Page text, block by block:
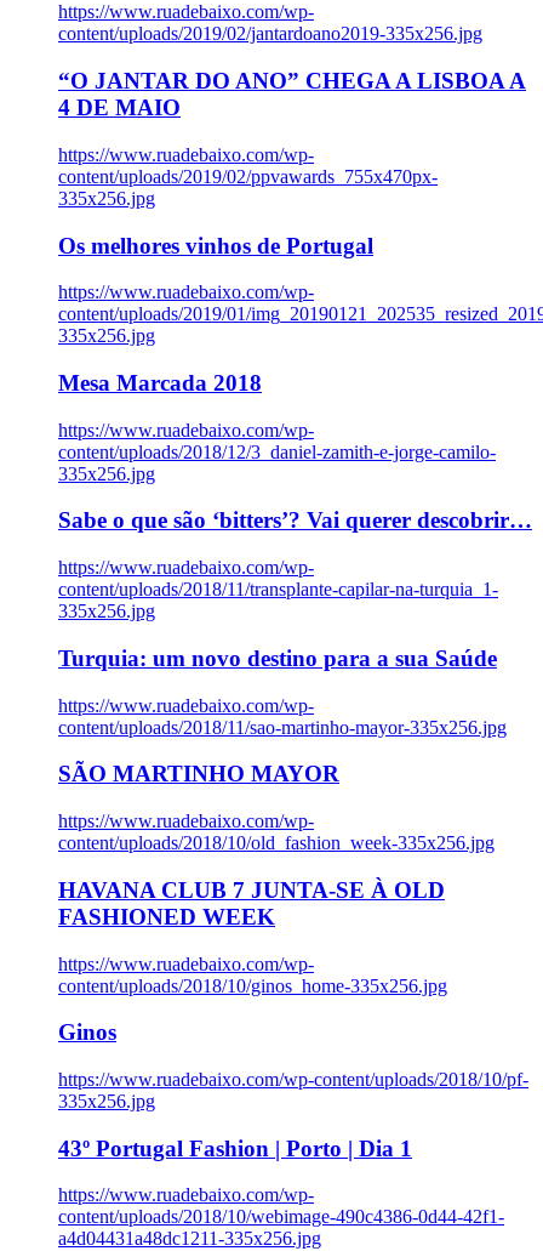
https://www.ruadebaixo.com/wp-
content/uploads/2019/02/jantardoano2019-335x256.jpg
“O JANTAR DO ANO” CHEGA A LISBOA A
4 DE MAIO
https://www.ruadebaixo.com/wp-
content/uploads/2019/02/ppvawards_755x470px-
335x256.jpg
Os melhores vinhos de Portugal
https://www.ruadebaixo.com/wp-
content/uploads/2019/01/
335x256.jpg
Mesa Marcada 2018
https://www.ruadebaixo.com/wp-
content/uploads/2018/12/3_daniel-zamith-e-jorge-camilo-
335x256.jpg
Sabe o que são ‘bitters’? Vai querer descobrir…
https://www.ruadebaixo.com/wp-
content/uploads/2018/11/transplante-capilar-na-turquia_1-
335x256.jpg
Turquia: um novo destino para a sua Saúde
https://www.ruadebaixo.com/wp-
content/uploads/2018/11/sao-martinho-mayor-335x256.jpg
SÃO MARTINHO MAYOR
https://www.ruadebaixo.com/wp-
content/uploads/2018/10/old_fashion_week-335x256.jpg
HAVANA CLUB 7 JUNTA-SE À OLD
FASHIONED WEEK
https://www.ruadebaixo.com/wp-
content/uploads/2018/10/ginos_home-335x256.jpg
Ginos
https://www.ruadebaixo.com/wp-content/uploads/2018/10/pf-
335x256.jpg
43º Portugal Fashion | Porto | Dia 1
https://www.ruadebaixo.com/wp-
content/uploads/2018/10/webimage-490c4386-0d44-42f1-
a4d04431a48dc1211-335x256.jpg